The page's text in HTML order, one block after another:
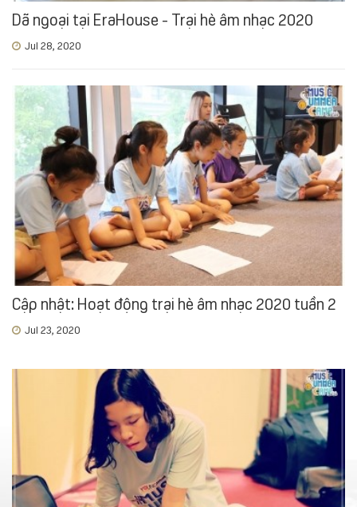
Dã ngoại tại EraHouse - Trại hè âm nhạc 2020
Jul 28, 2020
Cập nhật: Hoạt động trại hè âm nhạc 2020 tuần 2
Jul 23, 2020